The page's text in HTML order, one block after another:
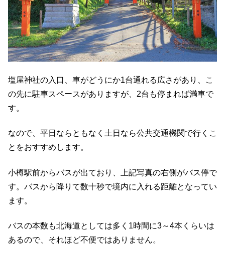
塩屋神社の入口、車がどうにか1台通れる広さがあり、こ
の先に駐車スペースがありますが、2台も停まれば満車で
す。
なので、平日ならともなく土日なら公共交通機関で行くこ
とをおすすめします。
小樽駅前からバスが出ており、上記写真の右側がバス停で
す。バスから降りて数十秒で境内に入れる距離となってい
ます。
バスの本数も北海道としては多く1時間に3～4本くらいは
あるので、それほど不便ではありません。